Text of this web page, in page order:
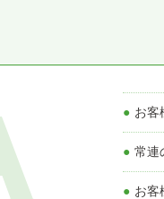
●お
●常
●お